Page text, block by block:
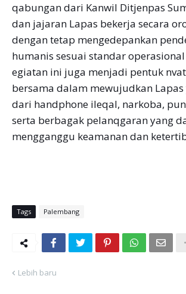
qabungan dari Kanwil Ditjenpas
dan jajaran Lapas bekerja secara
dengan tetap mengedepankan
humanis sesuai standar
egiatan ini juga menjadi pentuk
bersama dalam mewujudkan
dari handphone ileqal, narkoba,
serta berbagak pelanqgaran yang
mengganggu keamanan dan
Tags Palembang
Lebih baru